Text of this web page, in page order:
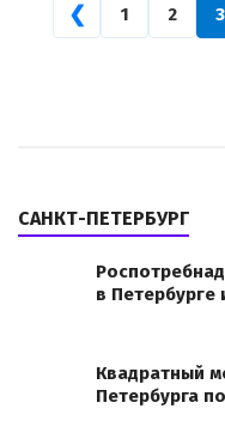
❮ 1 2 3
САНКТ-ПЕТЕРБУРГ
в Петербурге
Квадратный
Петербурга